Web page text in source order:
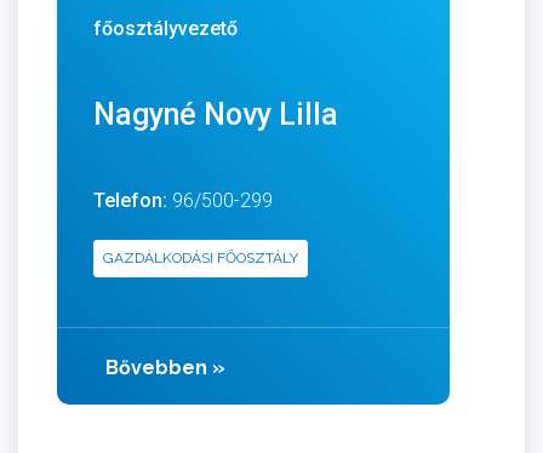
főosztályvezető
Nagyné Novy Lilla
Telefon: 96/500-299
GAZDÁLKODÁSI FŐOSZTÁLY
Bővebben »